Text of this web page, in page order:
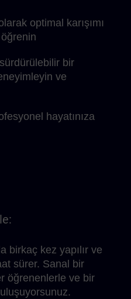
optimal karışımı
bir
ve
hayatınıza
birkaç kez yapılır ve
sürer. Sanal bir
öğrenenlerle ve bir